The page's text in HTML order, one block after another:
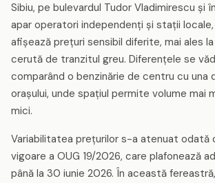
Sibiu, pe bulevardul Tudor Vladimirescu și
apar operatori independenți și stații
afișează prețuri sensibil diferite, mai ales
cerută de tranzitul greu. Diferențele se
comparând o benzinărie de centru cu una
orașului, unde spațiul permite volume mai
mici.
Variabilitatea prețurilor s-a atenuat odată
vigoare a OUG 19/2026, care plafonează
până la 30 iunie 2026. În această